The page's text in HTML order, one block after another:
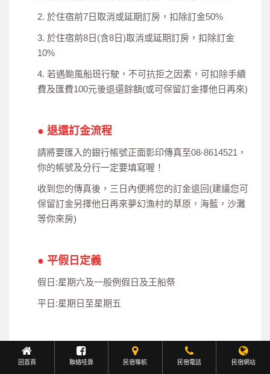
2. 於住宿前7日取消或延期訂房，扣除訂金50%
3. 於住宿前8日(含8日)取消或延期訂房，扣除訂金
10%
4. 若遇颱風船班行駛，不可抗拒之因素，可扣除手續
費及匯費100元後退還餘額(或可保留訂金擇他日再來)
● 退還訂金流程
請將要匯入的銀行帳號正面影印傳真至08-8614521，
你的帳號及分行一定要填寫喔！
收到您的傳真後，三日內便將您的訂金退回(建議您可
保留訂金另擇他日再來夢幻漁村的草原，海藍，沙灘
等你來房)
● 平假日定義
假日:星期六及一般例假日及王船祭
平日:星期日至星期五
※ 以上資料但若有異動皆以民宿告知的最新資訊為主。
回首頁 聯絡哇靠 民宿導航 民宿電話 民宿網站
Facebook聯繫